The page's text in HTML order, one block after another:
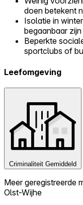
doen betekent
Isolatie in
begaanbaar
Beperkte
sportclubs of
Leefomgeving
Criminaliteit Gemiddeld
Meer geregistreerde
Olst-Wijhe